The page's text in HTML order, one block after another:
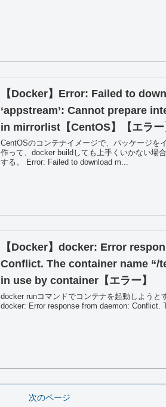
【Docker】Error: Failed to
‘appstream’: Cannot prepare
in mirrorlist【CentOS】【エラー
CentOSのコンテナイメージで、パッケージを
作って、docker buildしても上手くいかない場
する。 Error: Failed to download m...
【Docker】docker: Error
Conflict. The container name “/
in use by container【エラー】
docker runコマンドでコンテナを起動しようと
docker: Error response from daemon: Conflict.
次のページ